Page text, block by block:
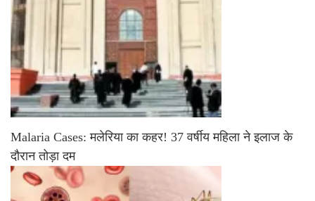
Malaria Cases: मलेरिया का कहर! 37 वर्षीय महिला ने इलाज के
दौरान तोड़ा दम